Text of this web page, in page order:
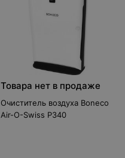
Товара нет в продаже
Очиститель воздуха Boneco
Air-O-Swiss P340